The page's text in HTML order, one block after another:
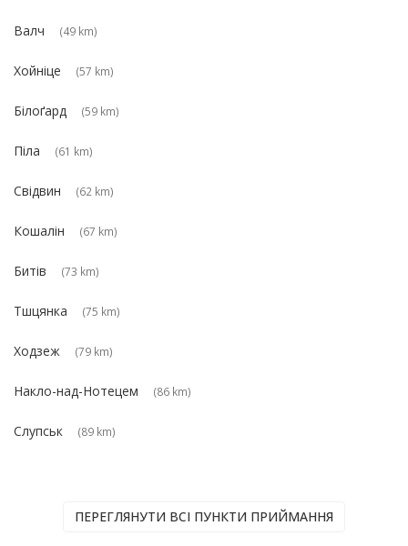
Валч (49 km)
Хойніце (57 km)
Білоґард (59 km)
Піла (61 km)
Свідвин (62 km)
Кошалін (67 km)
Битів (73 km)
Тшцянка (75 km)
Ходзеж (79 km)
Накло-над-Нотецем (86 km)
Слупськ (89 km)
ПЕРЕГЛЯНУТИ ВСІ ПУНКТИ ПРИЙМАННЯ